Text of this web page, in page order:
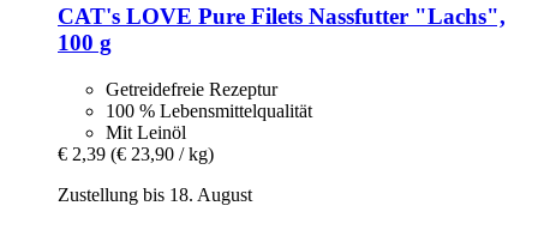
CAT's LOVE Pure Filets Nassfutter "Lachs",
100 g
Getreidefreie Rezeptur
100 % Lebensmittelqualität
Mit Leinöl
€ 2,39 (€ 23,90 / kg)
Zustellung bis 18. August